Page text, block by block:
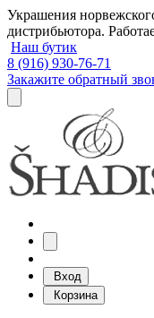
Украшения
дистрибьютора.
Наш бутик
8 (916) 930-76-71
Закажите обратный
Вход
Корзина